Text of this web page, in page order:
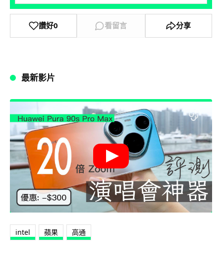
讚好0 看留言 分享
最新影片
intel 蘋果 高通